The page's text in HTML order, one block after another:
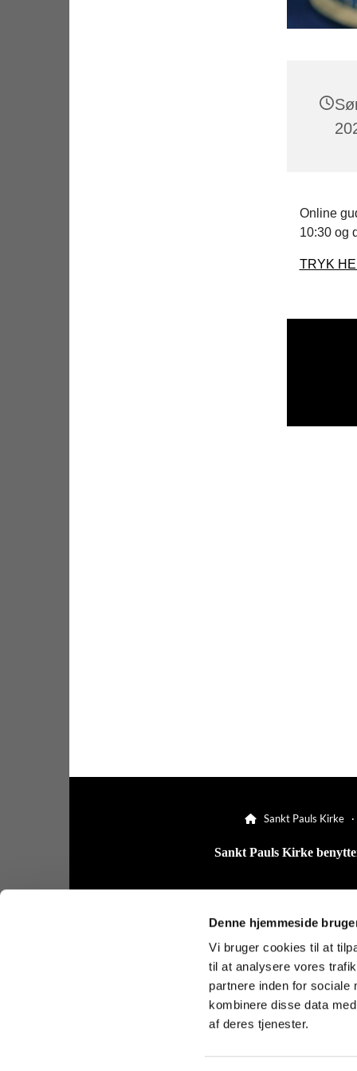
Denne hjemmeside
Vi bruger cookies til at
til at analysere vores
partnere inden for sociale
kombinere disse data
af deres tjenester.
Online
10:30 og
TRYK
Sankt Pauls Kirke
Sankt Pauls Kirke